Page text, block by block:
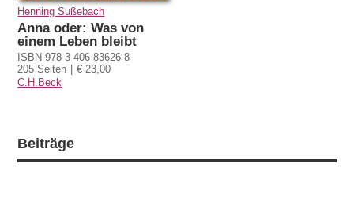
Henning Sußebach
Anna oder: Was von
einem Leben bleibt
ISBN 978-3-406-83626-8
205 Seiten
€ 23,00
C.H.Beck
Beiträge